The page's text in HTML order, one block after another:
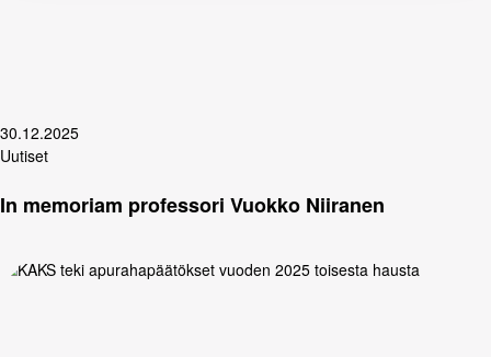
30.12.2025
Uutiset
In memoriam professori Vuokko Niiranen